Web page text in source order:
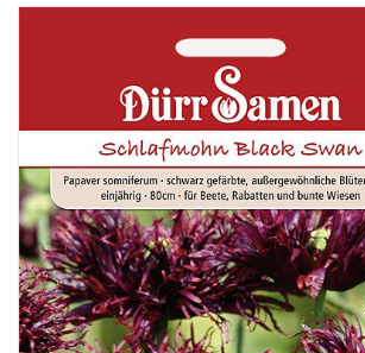
Für Kinder
Geschenkideen